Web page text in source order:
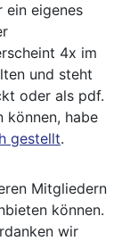
ein eigenes
4x im
und steht
oder als pdf.
können, habe
gestellt.
Mitgliedern
können.
wir